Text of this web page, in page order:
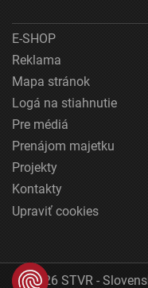
E-SHOP
Reklama
Mapa stránok
Logá na stiahnutie
Pre médiá
Prenájom majetku
Projekty
Kontakty
Upraviť cookies
© 2026 STVR -